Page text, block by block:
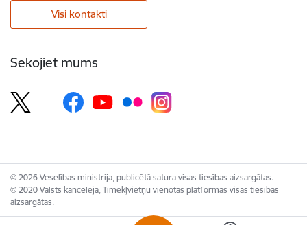
Visi kontakti
Sekojiet mums
© 2026 Veselības ministrija, publicētā satura visas tiesības aizsargātas.
© 2020 Valsts kanceleja, Tīmekļvietņu vienotās platformas visas tiesības
aizsargātas.